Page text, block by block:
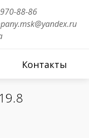
88-86
Контакты